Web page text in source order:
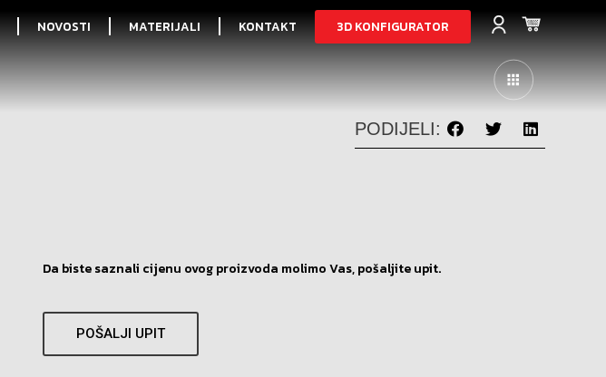
NOVOSTI MATERIJALI KONTAKT 3D KONFIGURATOR
PODIJELI:
Da biste saznali cijenu ovog proizvoda molimo Vas, pošaljite upit.
POŠALJI UPIT